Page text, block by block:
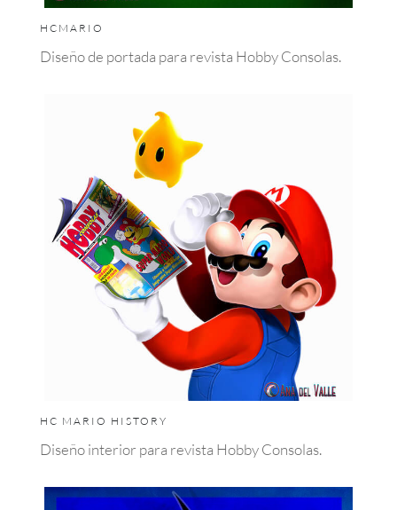
HCMARIO
Diseño de portada para revista Hobby Consolas.
HC MARIO HISTORY
Diseño interior para revista Hobby Consolas.